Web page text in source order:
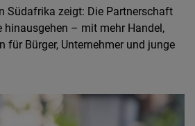
Südafrika zeigt: Die Partnerschaft
– mit mehr Handel,
für Bürger, Unternehmer und junge